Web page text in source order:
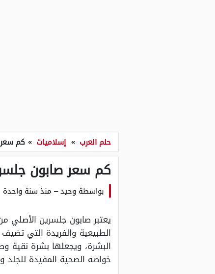
حلم العرب » إسلاميات » كم
كم سعر صابون
بواسطة وحيد– منذ سنة واحدة
يعتبر صابون جلسرين الأصلي
الطبيعية والفريدة التي
البشرة، ويجعلها بشرة نقية
خواصه الصحية المفيدة للجلد